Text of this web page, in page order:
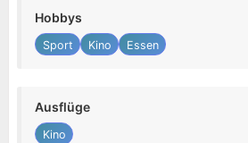
Hobbys
Sport Kino Essen
Ausflüge
Kino